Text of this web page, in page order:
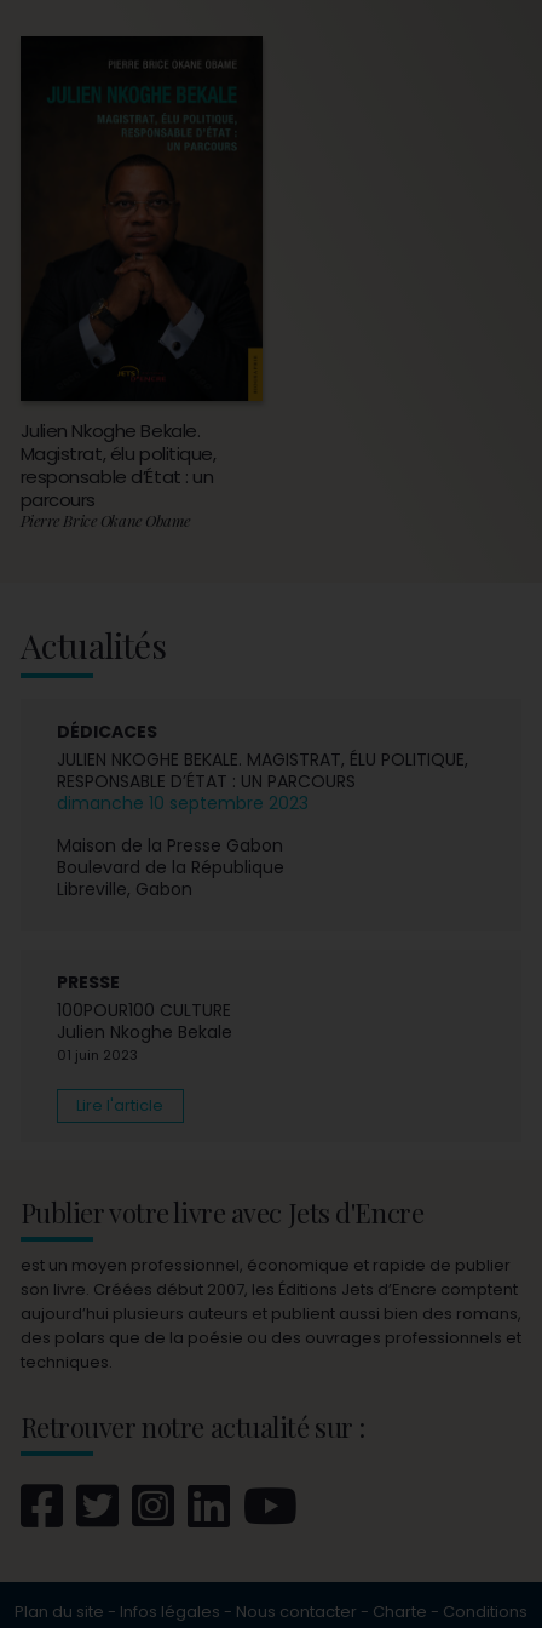
Julien Nkoghe Bekale.
Magistrat, élu politique,
responsable d’État : un
parcours
Pierre Brice Okane Obame
Actualités
DÉDICACES
JULIEN NKOGHE BEKALE. MAGISTRAT, ÉLU POLITIQUE,
RESPONSABLE D’ÉTAT : UN PARCOURS
dimanche 10 septembre 2023
Maison de la Presse Gabon
Boulevard de la République
Libreville, Gabon
PRESSE
100POUR100 CULTURE
Julien Nkoghe Bekale
01 juin 2023
Lire l'article
Publier votre livre avec Jets d'Encre
est un moyen professionnel, économique et rapide de publier
son livre. Créées début 2007, les Éditions Jets d’Encre comptent
aujourd’hui plusieurs auteurs et publient aussi bien des romans,
des polars que de la poésie ou des ouvrages professionnels et
techniques.
Retrouver notre actualité sur :
Plan du site - Infos légales - Nous contacter - Charte - Conditions